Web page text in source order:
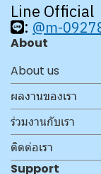
Line Official
: @m-
About
About us
ผลงานของเรา
ร่วมงานกับเรา
ติดต่อเรา
Support